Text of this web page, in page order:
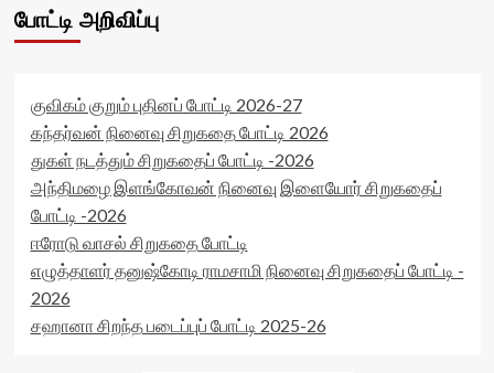
போட்டி அறிவிப்பு
குவிகம் குறும் புதினப் போட்டி 2026-27
கந்தர்வன் நினைவு சிறுகதை போட்டி 2026
துகள் நடத்தும் சிறுகதைப் போட்டி -2026
அந்திமழை இளங்கோவன் நினைவு இளையோர் சிறுகதைப்
போட்டி -2026
ஈரோடு வாசல் சிறுகதை போட்டி
எழுத்தாளர் தனுஷ்கோடி ராமசாமி நினைவு சிறுகதைப் போட்டி -
2026
சஹானா சிறந்த படைப்புப் போட்டி 2025-26